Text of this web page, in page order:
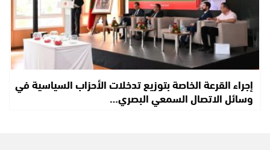
إجراء القرعة الخاصة بتوزيع تدخلات الأحزاب السياسية في
وسائل الاتصال السمعي البصري…